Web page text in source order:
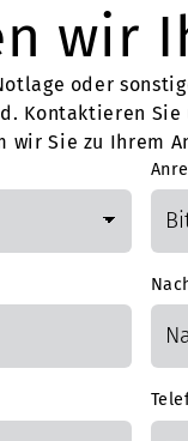
wir
oder
Kontaktieren
wir Sie zu Ihrem